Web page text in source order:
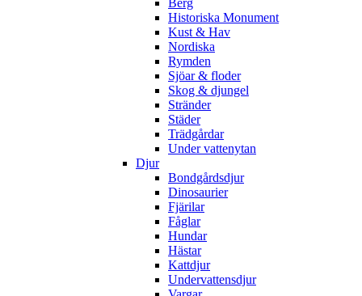
Berg
Historiska Monument
Kust & Hav
Nordiska
Rymden
Sjöar & floder
Skog & djungel
Stränder
Städer
Trädgårdar
Under vattenytan
Djur
Bondgårdsdjur
Dinosaurier
Fjärilar
Fåglar
Hundar
Hästar
Kattdjur
Undervattensdjur